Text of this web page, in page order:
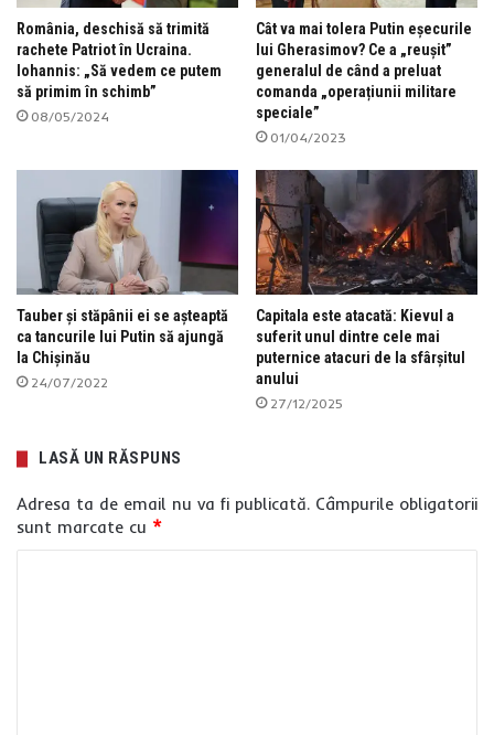
România, deschisă să trimită
rachete Patriot în Ucraina.
Iohannis: „Să vedem ce putem
să primim în schimb”
08/05/2024
Cât va mai tolera Putin eșecurile
lui Gherasimov? Ce a „reușit”
generalul de când a preluat
comanda „operațiunii militare
speciale”
01/04/2023
Tauber și stăpânii ei se așteaptă
ca tancurile lui Putin să ajungă
la Chișinău
24/07/2022
Capitala este atacată: Kievul a
suferit unul dintre cele mai
puternice atacuri de la sfârșitul
anului
27/12/2025
LASĂ UN RĂSPUNS
Adresa ta de email nu va fi publicată. Câmpurile obligatorii
sunt marcate cu *